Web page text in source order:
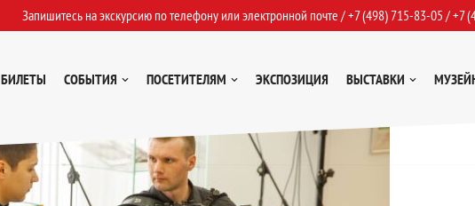
Запишитесь на экскурсию по телефону или электронной почте /+7 (498) 715-83-05 /+7
БИЛЕТЫ СОБЫТИЯ ПОСЕТИТЕЛЯМ ЭКСПОЗИЦИЯ ВЫСТАВКИ